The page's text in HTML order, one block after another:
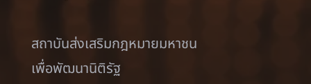
สถาบันส่งเสริมกฎหมายมหาชน
เพื่อพัฒนานิติรัฐ